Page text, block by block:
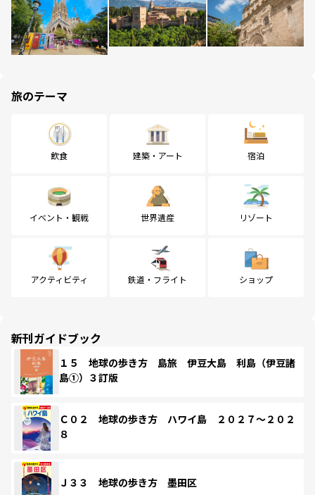
旅のテーマ
飲食 建築・アート 宿泊
イベント・観戦 世界遺産 リゾート
アクティビティ 鉄道・フライト ショップ
新刊ガイドブック
１５ 地球の歩き方 島旅 伊豆大島 利島（伊豆諸
島①）３訂版
Ｃ０２ 地球の歩き方 ハワイ島 ２０２７～２０２
８
Ｊ３３ 地球の歩き方 墨田区